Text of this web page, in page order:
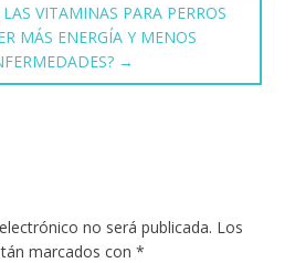
VITAMINAS PARA PERROS
MÁS ENERGÍA Y MENOS
→
no será publicada. Los
marcados con *